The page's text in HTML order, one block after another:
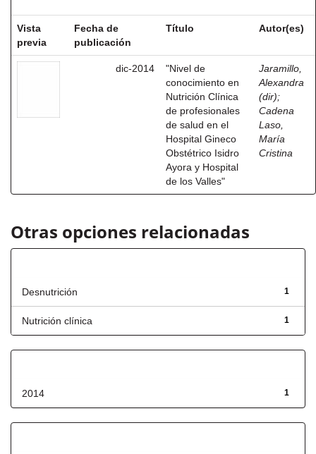
Vista
previa
Fecha de
publicación
Título Autor(es)
dic-2014
"Nivel de
conocimiento en
Nutrición Clínica
de profesionales
de salud en el
Hospital Gineco
Obstétrico Isidro
Ayora y Hospital
de los Valles"
Jaramillo,
Alexandra
(dir);
Cadena
Laso,
María
Cristina
Otras opciones relacionadas
1
Desnutrición
1
Nutrición clínica
1
2014